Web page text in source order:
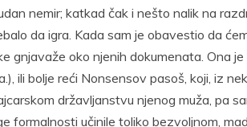
nemir; katkad čak i nešto nalik na
da igra. Kada sam je obavestio da
gnjavaže oko njenih dokumenata. Ona
ili bolje reći Nonsensov pasoš, koji, iz
državljanstvu njenog muža, pa
formalnosti učinile toliko bezvoljnom,